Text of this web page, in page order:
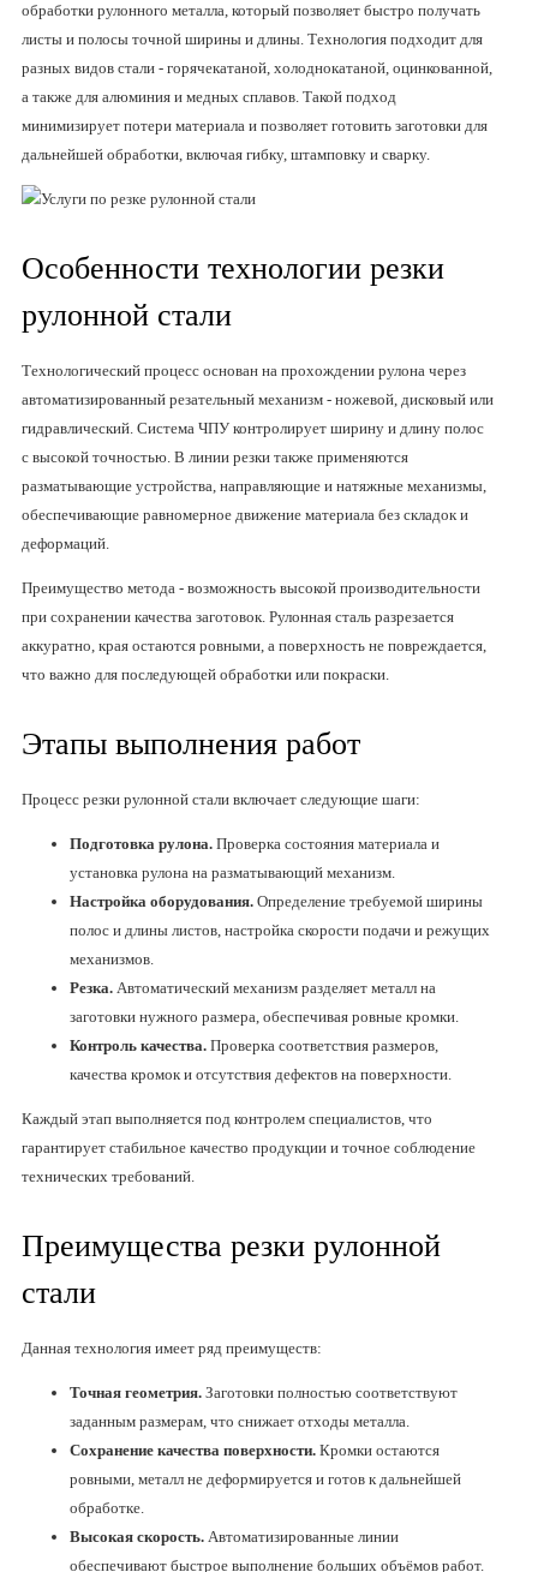
обработки рулонного металла, который позволяет быстро получать
листы и полосы точной ширины и длины. Технология подходит для
разных видов стали - горячекатаной, холоднокатаной, оцинкованной,
а также для алюминия и медных сплавов. Такой подход
минимизирует потери материала и позволяет готовить заготовки для
дальнейшей обработки, включая гибку, штамповку и сварку.
Особенности технологии резки
рулонной стали
Технологический процесс основан на прохождении рулона через
автоматизированный резательный механизм - ножевой, дисковый или
гидравлический. Система ЧПУ контролирует ширину и длину полос
с высокой точностью. В линии резки также применяются
разматывающие устройства, направляющие и натяжные механизмы,
обеспечивающие равномерное движение материала без складок и
деформаций.
Преимущество метода - возможность высокой производительности
при сохранении качества заготовок. Рулонная сталь разрезается
аккуратно, края остаются ровными, а поверхность не повреждается,
что важно для последующей обработки или покраски.
Этапы выполнения работ
Процесс резки рулонной стали включает следующие шаги:
Подготовка рулона. Проверка состояния материала и
установка рулона на разматывающий механизм.
Настройка оборудования. Определение требуемой ширины
полос и длины листов, настройка скорости подачи и режущих
механизмов.
Резка. Автоматический механизм разделяет металл на
заготовки нужного размера, обеспечивая ровные кромки.
Контроль качества. Проверка соответствия размеров,
качества кромок и отсутствия дефектов на поверхности.
Каждый этап выполняется под контролем специалистов, что
гарантирует стабильное качество продукции и точное соблюдение
технических требований.
Преимущества резки рулонной
стали
Данная технология имеет ряд преимуществ:
Точная геометрия. Заготовки полностью соответствуют
заданным размерам, что снижает отходы металла.
Сохранение качества поверхности. Кромки остаются
ровными, металл не деформируется и готов к дальнейшей
обработке.
Высокая скорость. Автоматизированные линии
обеспечивают быстрое выполнение больших объёмов работ.